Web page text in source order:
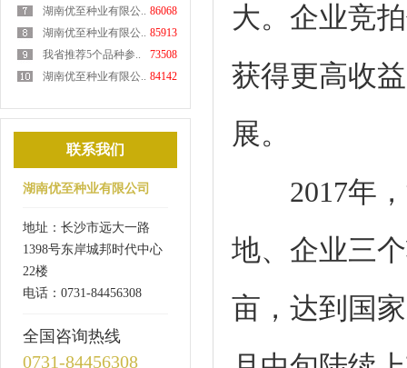
86068
湖南优至种业有限公..
85913
湖南优至种业有限公..
73508
我省推荐5个品种参..
84142
湖南优至种业有限公..
联系我们
湖南优至种业有限公司
地址：长沙市远大一路
1398号东岸城邦时代中心
22楼
电话：0731-84456308
全国咨询热线
0731-84456308
大。企业竞
获得更高收
展。
2017年，
地、企业三
亩，达到国